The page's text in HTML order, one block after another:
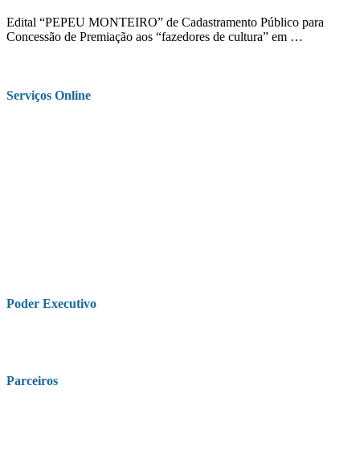
Edital “PEPEU MONTEIRO” de Cadastramento Público para
Concessão de Premiação aos “fazedores de cultura” em …
Serviços Online
Poder Executivo
Parceiros